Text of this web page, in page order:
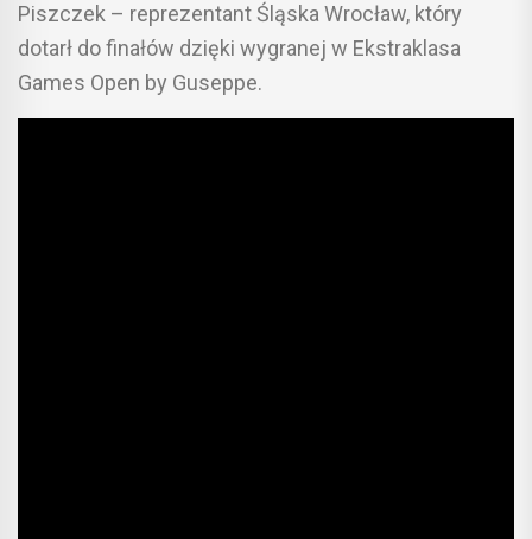
Piszczek – reprezentant Śląska Wrocław, który
dotarł do finałów dzięki wygranej w Ekstraklasa
Games Open by Guseppe.